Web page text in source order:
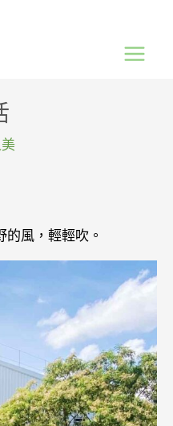
Menu
風，輕輕吹。